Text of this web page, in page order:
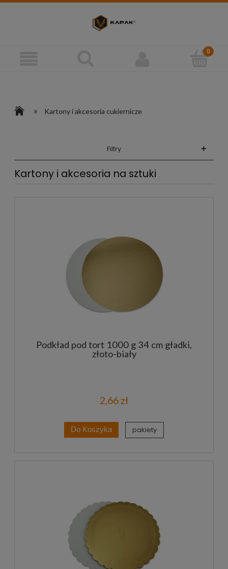
» Kartony i akcesoria cukiernicze
Filtry +
Kartony i akcesoria na sztuki
Podkład pod tort 1000 g 34 cm gładki,
złoto-biały
2,66 zł
Do Koszyka pakiety